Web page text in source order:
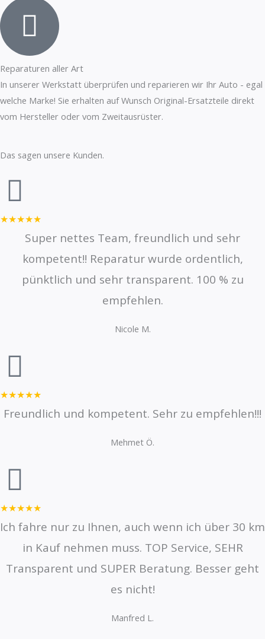
Reparaturen aller Art
In unserer Werkstatt überprüfen und reparieren wir Ihr Auto - egal
welche Marke! Sie erhalten auf Wunsch Original-Ersatzteile direkt
vom Hersteller oder vom Zweitausrüster.
Das sagen unsere Kunden.
★★★★★
Super nettes Team, freundlich und sehr
kompetent!! Reparatur wurde ordentlich,
pünktlich und sehr transparent. 100 % zu
empfehlen.
Nicole M.
★★★★★
Freundlich und kompetent. Sehr zu empfehlen!!!
Mehmet Ö.
★★★★★
Ich fahre nur zu Ihnen, auch wenn ich über 30 km
in Kauf nehmen muss. TOP Service, SEHR
Transparent und SUPER Beratung. Besser geht
es nicht!
Manfred L.